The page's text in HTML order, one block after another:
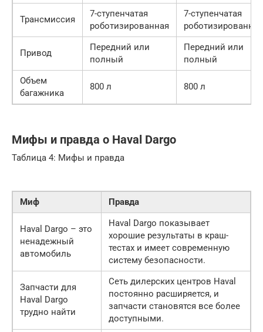
Трансмиссия
7-ступенчатая
роботизированная
7-ступенчатая
роботизированная
Привод
Передний или
полный
Передний или
полный
Объем
багажника
800 л 800 л
Мифы и правда о Haval Dargo
Таблица 4: Мифы и правда
Миф Правда
Haval Dargo – это
ненадежный
автомобиль
Haval Dargo показывает
хорошие результаты в краш-
тестах и имеет современную
систему безопасности.
Запчасти для
Haval Dargo
трудно найти
Сеть дилерских центров Haval
постоянно расширяется, и
запчасти становятся все более
доступными.